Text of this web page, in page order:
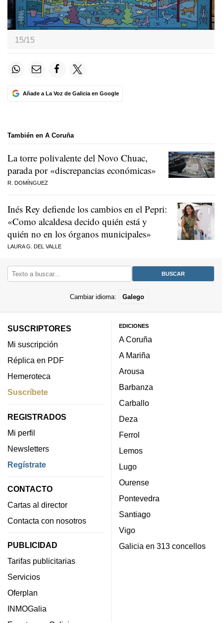
15/15
Añade a La Voz de Galicia en Google
También en A Coruña
La torre polivalente del Novo Chuac,
parada por «discrepancias económicas»
R. DOMÍNGUEZ
Inés Rey defiende los cambios en el Pepri:
«Como alcaldesa decido quién está y
quién no en los órganos municipales»
LAURA G. DEL VALLE
Cambiar idioma: Galego
SUSCRIPTORES
Mi suscripción
Réplica en PDF
Hemeroteca
Suscríbete
REGISTRADOS
Mi perfil
Newsletters
Regístrate
CONTACTO
Cartas al director
Contacta con nosotros
PUBLICIDAD
Tarifas publicitarias
Servicios
Oferplan
INMOGalia
EDICIONES
A Coruña
A Mariña
Arousa
Barbanza
Carballo
Deza
Ferrol
Lemos
Lugo
Ourense
Pontevedra
Santiago
Vigo
Galicia en 313 concellos